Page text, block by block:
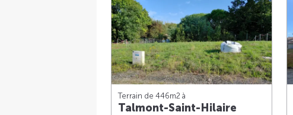
Terrain de 446m2 à
Talmont-Saint-Hilaire